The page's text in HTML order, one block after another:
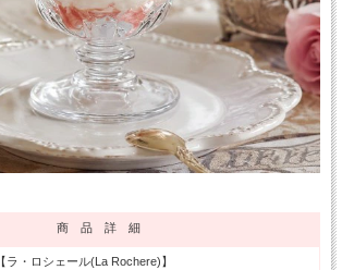
商 品 詳 細
【ラ・ロシェール(La Rochere)】